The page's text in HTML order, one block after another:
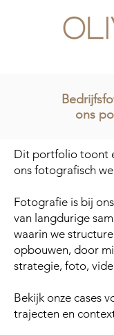
ons
Dit portfolio toont
ons fotografisch
Fotografie is bij
van langdurige
waarin we
opbouwen, door
strategie, foto,
Bekijk onze cases
trajecten en